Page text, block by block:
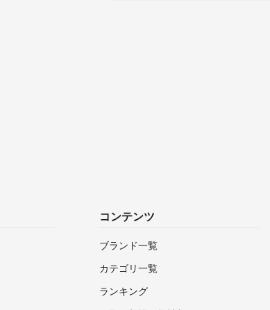
コンテンツ
ブランド一覧
カテゴリ一覧
ランキング